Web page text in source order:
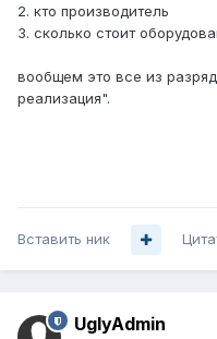
2. кто производитель
3. сколько стоит
вообщем это все из
реализация".
Вставить ник
UglyAdmin